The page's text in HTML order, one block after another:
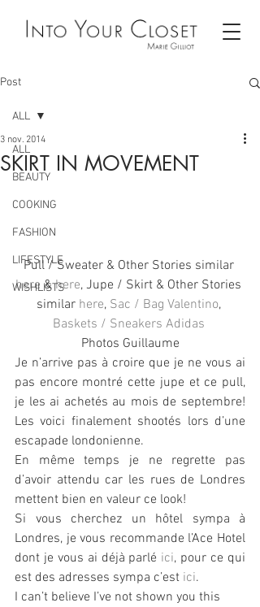
Post
ALL
BEAUTY
COOKING
FASHION
LIFESTYLE
WISHLISTS
ALL
SKIRT IN MOVEMENT
3 nov. 2014
Pull / Sweater & Other Stories similar
here & here, Jupe / Skirt & Other Stories
similar here, Sac / Bag Valentino,
Baskets / Sneakers Adidas
Photos Guillaume
Je n’arrive pas à croire que je ne vous ai
pas encore montré cette jupe et ce pull,
je les ai achetés au mois de septembre!
Les voici finalement shootés lors d’une
escapade londonienne.
En même temps je ne regrette pas
d’avoir attendu car les rues de Londres
mettent bien en valeur ce look!
Si vous cherchez un hôtel sympa à
Londres, je vous recommande l’Ace Hotel
dont je vous ai déjà parlé ici, pour ce qui
est des adresses sympa c’est ici.
I can’t believe I’ve not shown you this